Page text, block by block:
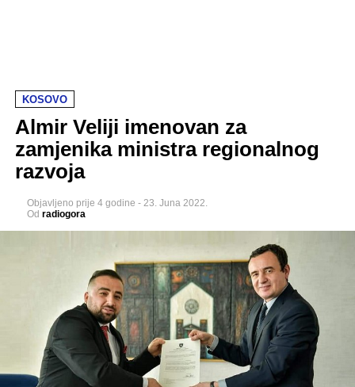
KOSOVO
Almir Veliji imenovan za
zamjenika ministra regionalnog
razvoja
Objavljeno prije 4 godine - 23. Juna 2022.
Od radiogora